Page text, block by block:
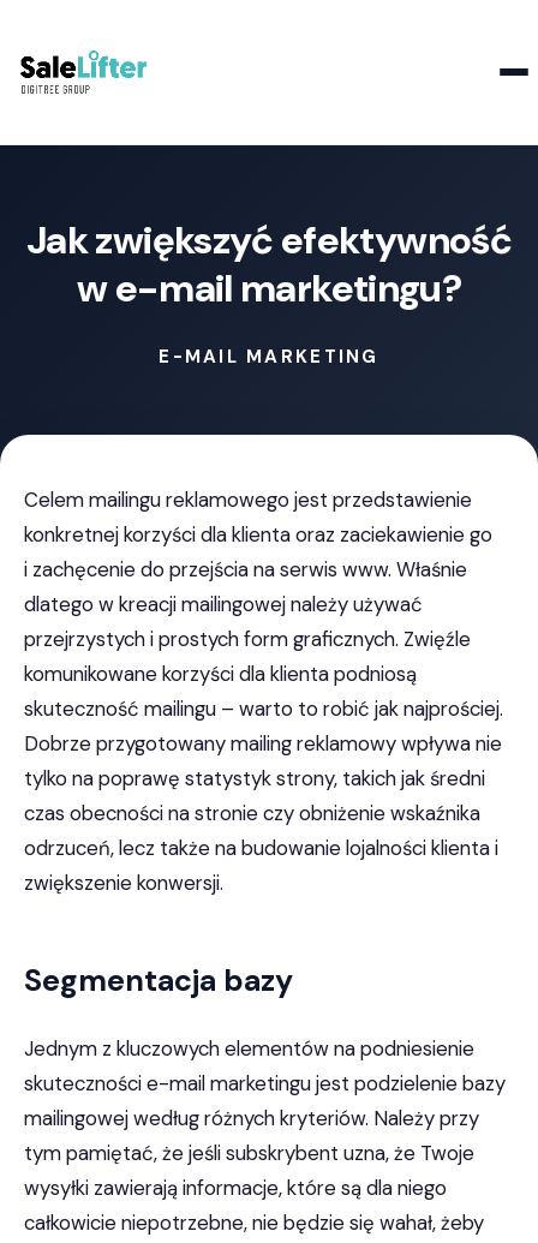
Jak zwiększyć efektywność
w e-mail marketingu?
E-MAIL MARKETING
Celem mailingu reklamowego jest przedstawienie
konkretnej korzyści dla klienta oraz zaciekawienie go
i zachęcenie do przejścia na serwis www. Właśnie
dlatego w kreacji mailingowej należy używać
przejrzystych i prostych form graficznych. Zwięźle
komunikowane korzyści dla klienta podniosą
skuteczność mailingu – warto to robić jak najprościej.
Dobrze przygotowany mailing reklamowy wpływa nie
tylko na poprawę statystyk strony, takich jak średni
czas obecności na stronie czy obniżenie wskaźnika
odrzuceń, lecz także na budowanie lojalności klienta i
zwiększenie konwersji.
Segmentacja bazy
Jednym z kluczowych elementów na podniesienie
skuteczności e-mail marketingu jest podzielenie bazy
mailingowej według różnych kryteriów. Należy przy
tym pamiętać, że jeśli subskrybent uzna, że Twoje
wysyłki zawierają informacje, które są dla niego
całkowicie niepotrzebne, nie będzie się wahał, żeby